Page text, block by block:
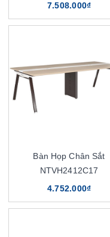
7.508.000₫
Bàn Họp Chân Sắt
NTVH2412C17
4.752.000₫